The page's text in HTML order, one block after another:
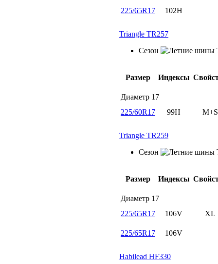
225/65R17
102H
Triangle TR257
Сезон
Размер Индексы
Диаметр 17
225/60R17
99H M+S
Triangle TR259
Сезон
Размер Индексы
Диаметр 17
225/65R17
106V XL
225/65R17 106V
Habilead HF330